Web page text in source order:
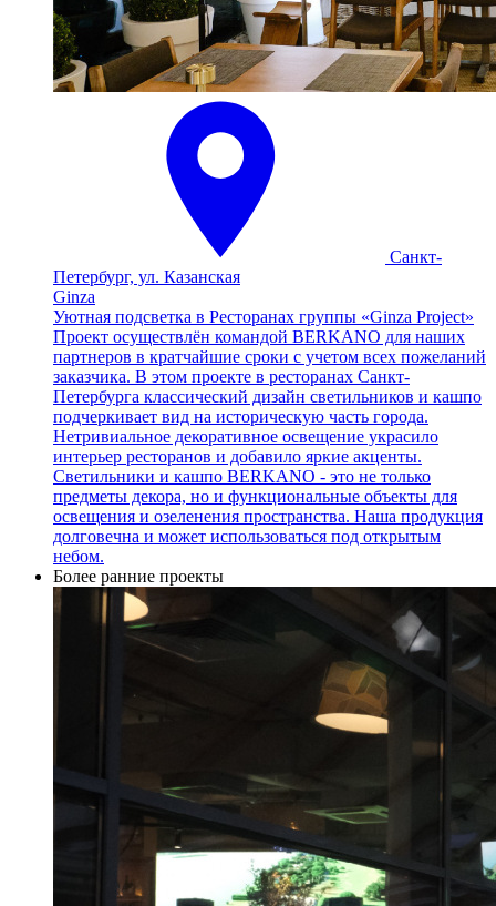
Санкт-
Петербург, ул. Казанская
Ginza
Уютная подсветка в Ресторанах группы «Ginza Project»
Проект осуществлён командой BERKANO для наших
партнеров в кратчайшие сроки с учетом всех пожеланий
заказчика. В этом проекте в ресторанах Санкт-
Петербурга классический дизайн светильников и кашпо
подчеркивает вид на историческую часть города.
Нетривиальное декоративное освещение украсило
интерьер ресторанов и добавило яркие акценты.
Светильники и кашпо BERKANO - это не только
предметы декора, но и функциональные объекты для
освещения и озеленения пространства. Наша продукция
долговечна и может использоваться под открытым
небом.
Более ранние проекты